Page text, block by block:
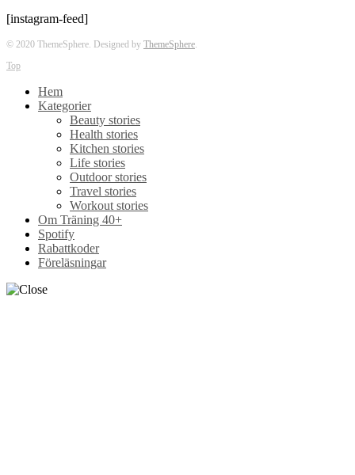
[instagram-feed]
© 2020 ThemeSphere. Designed by ThemeSphere.
Top
Hem
Kategorier
Beauty stories
Health stories
Kitchen stories
Life stories
Outdoor stories
Travel stories
Workout stories
Om Träning 40+
Spotify
Rabattkoder
Föreläsningar